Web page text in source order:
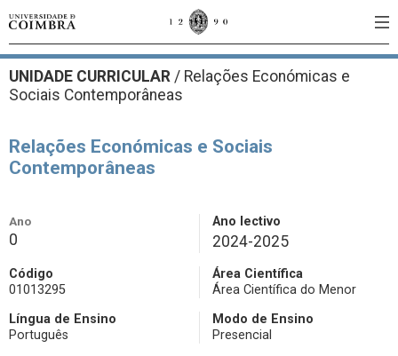
UNIDADE CURRICULAR / Relações Económicas e
Sociais Contemporâneas
Relações Económicas e Sociais
Contemporâneas
Ano
0
Ano lectivo
2024-2025
Código
01013295
Área Científica
Área Científica do Menor
Língua de Ensino
Português
Modo de Ensino
Presencial